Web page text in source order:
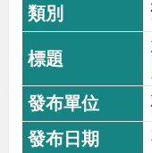
網
站
導
覽
民
意
信
箱
文
字
客
服
統
計
資
訊
E
n
g
回
首
頁
R
S
S